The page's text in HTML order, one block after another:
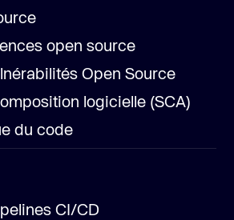
open source
Open Source
logicielle (SCA)
du code
CI/CD